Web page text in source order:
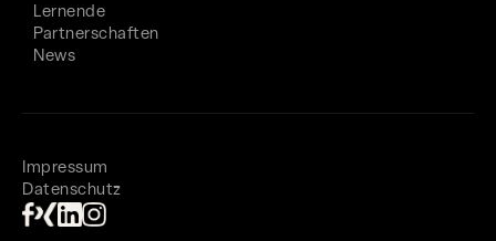
Lernende
Partnerschaften
News
Impressum
Datenschutz